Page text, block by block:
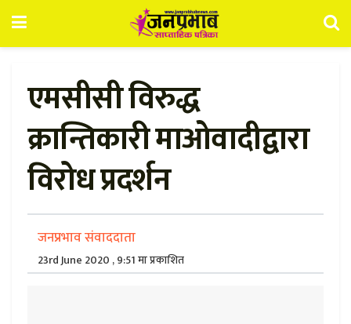
एमसीसी विरुद्ध
क्रान्तिकारी माओवादीद्वारा
विरोध प्रदर्शन
जनप्रभाव संवाददाता
23rd June 2020 , 9:51 मा प्रकाशित